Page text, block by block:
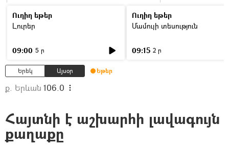
Ուղիղ եթեր
Լուրեր
09:00 5 ր
Ուղիղ եթեր
Մամուլի տեսություն
09:15 2 ր
Երեկ Այսօր Եթեր
ք. Երևան 106.0
Հայտնի է աշխարհի լավագույն
քաղաքը